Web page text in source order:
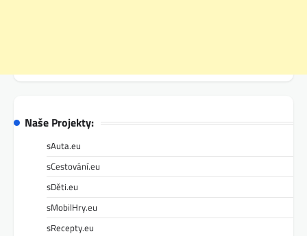
Naše Projekty:
sAuta.eu
sCestování.eu
sDěti.eu
sMobilHry.eu
sRecepty.eu